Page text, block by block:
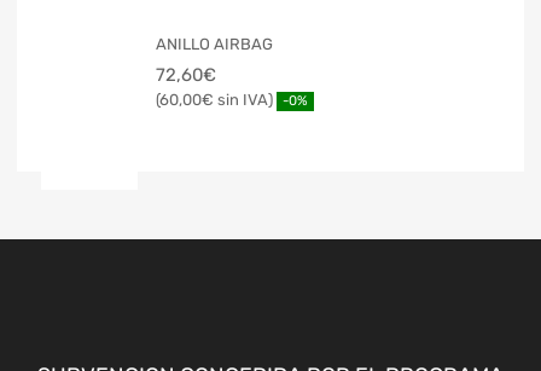
ANILLO AIRBAG
72,60€
60,00€ -0%